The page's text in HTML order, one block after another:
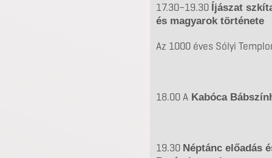
17.30–19.30 Íjászat
és magyarok története
Az 1000 éves Sólyi
18.00 A Kabóca
19.30 Néptánc előadás